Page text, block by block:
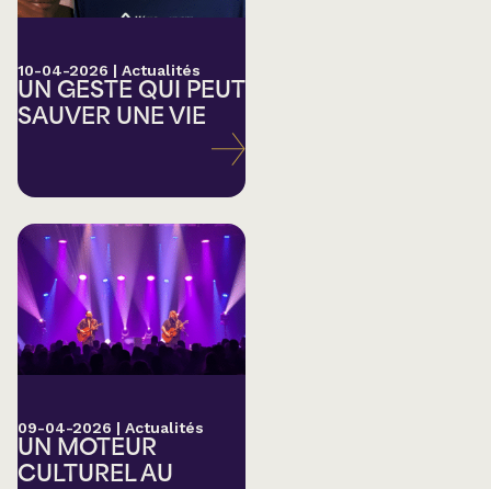
10-04-2026 | Actualités
UN GESTE QUI PEUT
SAUVER UNE VIE
09-04-2026 | Actualités
UN MOTEUR
CULTUREL AU